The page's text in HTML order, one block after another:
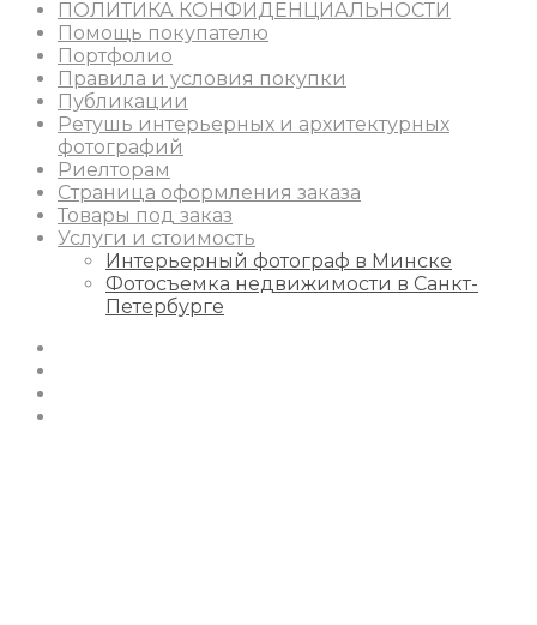
ПОЛИТИКА КОНФИДЕНЦИАЛЬНОСТИ
Помощь покупателю
Портфолио
Правила и условия покупки
Публикации
Ретушь интерьерных и архитектурных
фотографий
Риелторам
Страница оформления заказа
Товары под заказ
Услуги и стоимость
Интерьерный фотограф в Минске
Фотосъемка недвижимости в Санкт-
Петербурге